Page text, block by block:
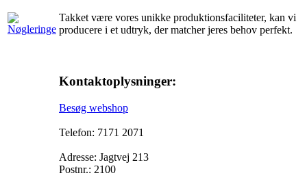
Takket være vores unikke produktionsfaciliteter, kan vi
producere i et udtryk, der matcher jeres behov perfekt.
Kontaktoplysninger:
Besøg webshop
Telefon: 7171 2071
Adresse: Jagtvej 213
Postnr.: 2100